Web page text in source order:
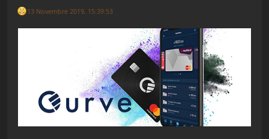
13 Novembre 2019, 15:39:53